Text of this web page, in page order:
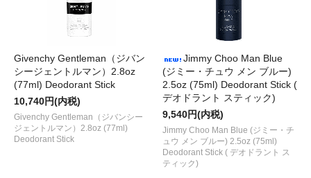
Givenchy Gentleman（ジバン
シージェントルマン）2.8oz
(77ml) Deodorant Stick
10,740円(内税)
Givenchy Gentleman（ジバンシー
ジェントルマン）2.8oz (77ml)
Deodorant Stick
Jimmy Choo Man Blue
(ジミー・チュウ メン ブルー)
2.5oz (75ml) Deodorant Stick (
デオドラント スティック)
9,540円(内税)
Jimmy Choo Man Blue (ジミー・チ
ュウ メン ブルー) 2.5oz (75ml)
Deodorant Stick ( デオドラント ス
ティック)